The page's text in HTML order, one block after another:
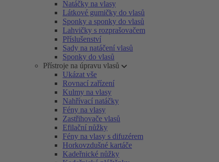
Natáčky na vlasy
Látkové gumičky do vlasů
Sponky a sponky do vlasů
Lahvičky s rozprašovačem
Příslušenství
Sady na natáčení vlasů
Sponky do vlasů
Přístroje na úpravu vlasů
Ukázat vše
Rovnací zařízení
Kulmy na vlasy
Nahřívací natáčky
Fény na vlasy
Zastřihovače vlasů
Efilační nůžky
Fény na vlasy s difuzérem
Horkovzdušné kartáče
Kadeřnické nůžky